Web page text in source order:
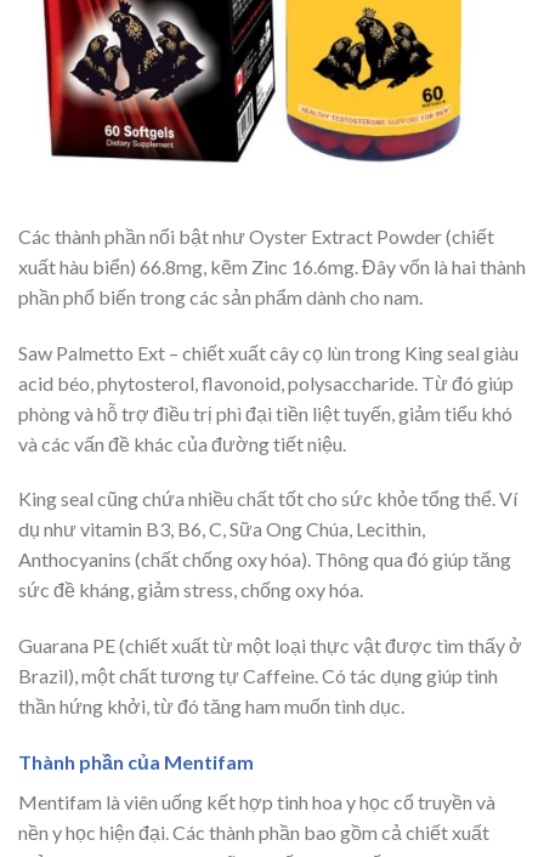
Các thành phần nổi bật như Oyster Extract Powder (chiết
xuất hàu biển) 66.8mg, kẽm Zinc 16.6mg. Đây vốn là hai thành
phần phổ biến trong các sản phẩm dành cho nam.
Saw Palmetto Ext – chiết xuất cây cọ lùn trong King seal giàu
acid béo, phytosterol, flavonoid, polysaccharide. Từ đó giúp
phòng và hỗ trợ điều trị phì đại tiền liệt tuyến, giảm tiểu khó
và các vấn đề khác của đường tiết niệu.
King seal cũng chứa nhiều chất tốt cho sức khỏe tổng thể. Ví
dụ như vitamin B3, B6, C, Sữa Ong Chúa, Lecithin,
Anthocyanins (chất chống oxy hóa). Thông qua đó giúp tăng
sức đề kháng, giảm stress, chống oxy hóa.
Guarana PE (chiết xuất từ một loại thực vật được tìm thấy ở
Brazil), một chất tương tự Caffeine. Có tác dụng giúp tinh
thần hứng khởi, từ đó tăng ham muốn tình dục.
Thành phần của Mentifam
Mentifam là viên uống kết hợp tinh hoa y học cổ truyền và
nền y học hiện đại. Các thành phần bao gồm cả chiết xuất